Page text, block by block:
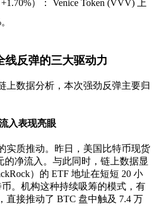
）：
Venice Token (VVV) 上
线反弹的三大驱动力
上数据分析，本次强劲反弹主要归
入表现亮眼
实质推动。昨日，美国比特币现货
的净流入 。与此同时，链上数据显
）的 ETF 地址在短短 20 小
。机构这种持续吸筹的模式，有
直接推动了 BTC 盘中触及 7.4 万